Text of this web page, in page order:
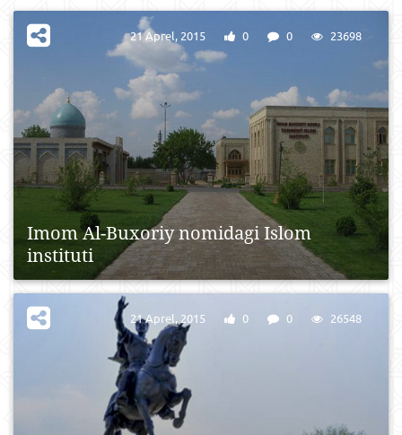
Imom Al-Buxoriy nomidagi Islom
instituti
21 Aprel, 2015 0 0 23698
21 Aprel, 2015 0 0 26548